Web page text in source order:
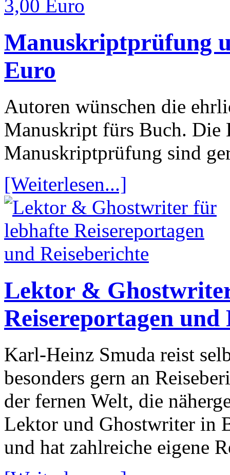
Manuskriptprüfung
Euro
Autoren wünschen die
Manuskript fürs Buch. Die
Manuskriptprüfung sind
[Weiterlesen...]
Lektor &
Reisereportagen und
Karl-Heinz Smuda reist
besonders gern an
der fernen Welt, die
Lektor und Ghostwriter in
und hat zahlreiche eigene